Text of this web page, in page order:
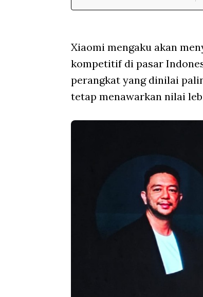
Xiaomi mengaku akan
kompetitif di pasar
perangkat yang dinilai
tetap menawarkan nilai